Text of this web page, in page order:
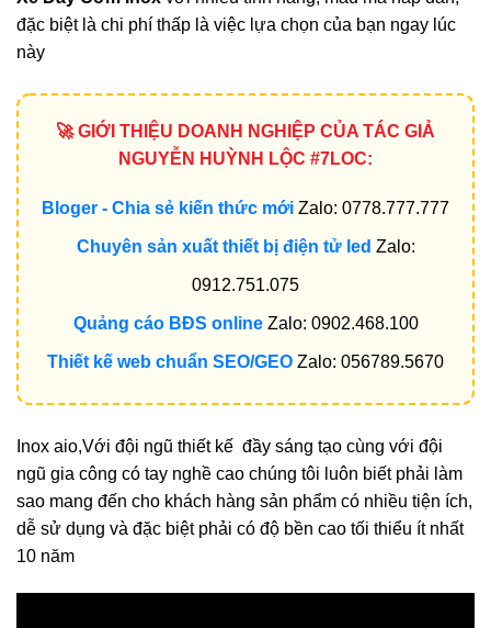
đặc biệt là chi phí thấp là việc lựa chọn của bạn ngay lúc
này
🚀 GIỚI THIỆU DOANH NGHIỆP CỦA TÁC GIẢ
NGUYỄN HUỲNH LỘC #7LOC:
Bloger - Chia sẻ kiến thức mới Zalo: 0778.777.777
Chuyên sản xuất thiết bị điện tử led Zalo:
0912.751.075
Quảng cáo BĐS onlineZalo: 0902.468.100
Thiết kế web chuẩn SEO/GEO Zalo: 056789.5670
Inox aio,Với đội ngũ thiết kế đầy sáng tạo cùng với đội
ngũ gia công có tay nghề cao chúng tôi luôn biết phải làm
sao mang đến cho khách hàng sản phẩm có nhiều tiện ích,
dễ sử dụng và đặc biệt phải có độ bền cao tối thiểu ít nhất
10 năm